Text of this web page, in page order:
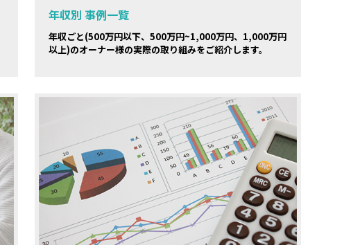
年収別 事例一覧
年収ごと(500万円以下、500万円~1,000万円、1,000万円
以上)のオーナー様の実際の取り組みをご紹介します。